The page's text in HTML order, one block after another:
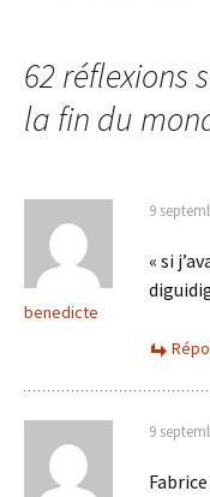
articles
62 réflexions
la fin du
benedicte
9
« si
9